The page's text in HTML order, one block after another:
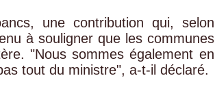
une contribution qui, selon
à souligner que les communes
"Nous sommes également en
tout du ministre", a-t-il déclaré.